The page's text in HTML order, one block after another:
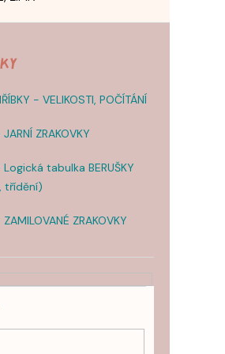
- VELIKOSTI, POČÍTÁNÍ
ZRAKOVKY
tabulka BERUŠKY
třídění)
ZRAKOVKY